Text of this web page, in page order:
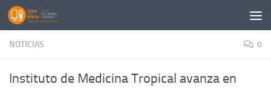
Saltar al contenido
NOTICIAS 0
Instituto de Medicina Tropical avanza en